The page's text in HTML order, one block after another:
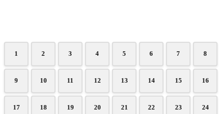
1 2 3 4 5 6 7 8
9 10 11 12 13 14 15 16
17 18 19 20 21 22 23 24